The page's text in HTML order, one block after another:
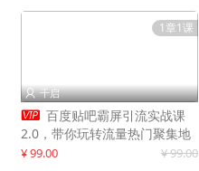
1章1课
 千启
 百度贴吧霸屏引流实战课
2.0，带你玩转流量热门聚集地
¥ 99.00 ¥ 99.00